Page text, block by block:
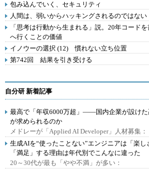
包み込んでいく、セキュリティ
人間は、弱いからハッキングされるのではない
「思考は行動から生まれる」説。20年コード
へ行くことの価値
イノウーの選択 (12) 慣れない立ち位置
第742回 結果を引き受ける
自分研 新着記事
最高で「年収6000万超」――国内企業が設け
が求められるのか
メドレーが「Applied AI Developer」人材募集：
生成AIを“使ったことない”エンジニアは「楽
「満足」する理由は年代別でこんなに違った
20～30代が最も「やや不満」が多い：